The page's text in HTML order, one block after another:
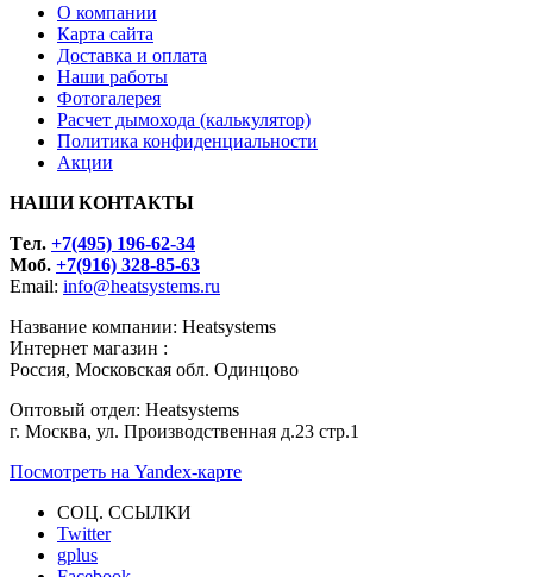
О компании
Карта сайта
Доставка и оплата
Наши работы
Фотогалерея
Расчет дымохода (калькулятор)
Политика конфиденциальности
Акции
НАШИ КОНТАКТЫ
Tел. +7(495) 196-62-34
Моб. +7(916) 328-85-63
Email: info@heatsystems.ru
Название компании: Heatsystems
Интернет магазин :
Россия, Московская обл. Одинцово
Оптовый отдел: Heatsystems
г. Москва, ул. Производственная д.23 стр.1
Посмотреть на Yandex-карте
СОЦ. ССЫЛКИ
Twitter
gplus